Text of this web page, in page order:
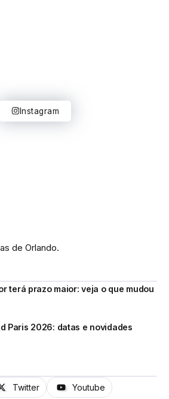
Instagram
de Orlando.
terá prazo maior: veja o que mudou
Paris 2026: datas e novidades
Twitter Youtube